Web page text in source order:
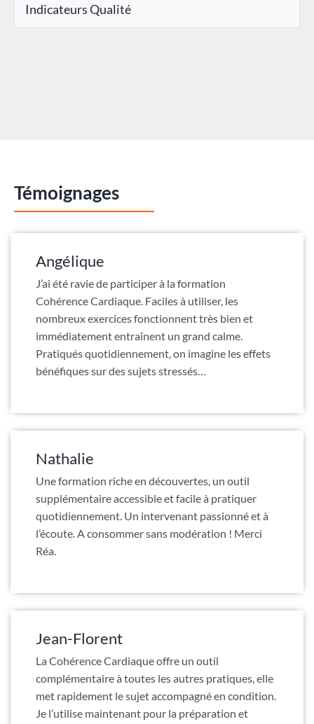
Indicateurs Qualité
Témoignages
Angélique
J’ai été ravie de participer à la formation
Cohérence Cardiaque. Faciles à utiliser, les
nombreux exercices fonctionnent très bien et
immédiatement entraînent un grand calme.
Pratiqués quotidiennement, on imagine les effets
bénéfiques sur des sujets stressés…
Nathalie
Une formation riche en découvertes, un outil
supplémentaire accessible et facile à pratiquer
quotidiennement. Un intervenant passionné et à
l’écoute. A consommer sans modération ! Merci
Réa.
Jean-Florent
La Cohérence Cardiaque offre un outil
complémentaire à toutes les autres pratiques, elle
met rapidement le sujet accompagné en condition.
Je l’utilise maintenant pour la préparation et